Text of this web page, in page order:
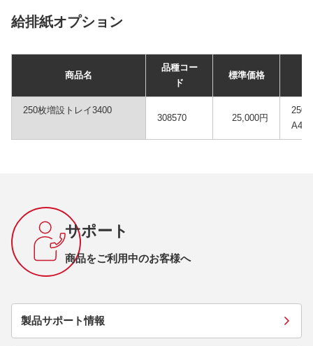
給排紙オプション
商品名
品種コー
ド
標準価格
250枚増設トレイ3400
308570 25,000円
250
A4
サポート
商品をご利用中のお客様へ
製品サポート情報